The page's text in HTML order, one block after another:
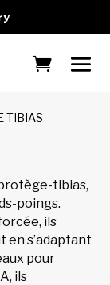
TIBIAS
tibias,
poings.
ils
s’adaptant
pour
ils